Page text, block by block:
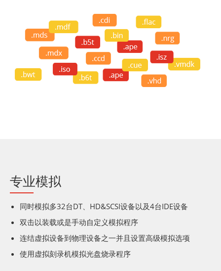
专业模拟
同时模拟多32台DT、HD&SCSI设备以及4台IDE设备
双击以装载或是手动自定义模拟程序
连结虚拟设备到物理设备之一并且设置高级模拟选项
使用虚拟刻录机模拟光盘烧录程序